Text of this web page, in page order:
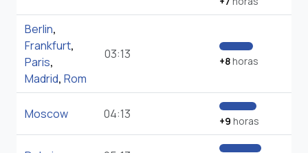
Berlin,
Frankfurt,
Paris,
Madrid, Rom
03:13 +8horas
Moscow 04:13 +9 horas